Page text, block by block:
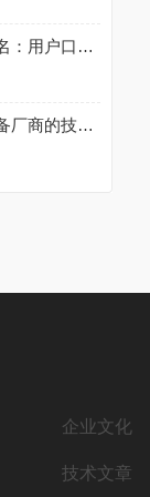
直流高压发生器设备排名：用户口碑与品牌实践的双重维度
串联谐振厂家推荐：设备厂商的技术路径观察与价值评估
企业文化
技术文章